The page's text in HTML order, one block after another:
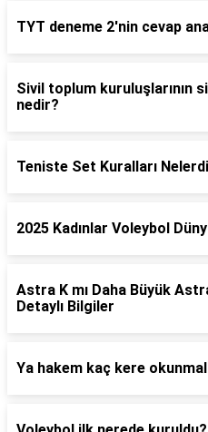
TYT deneme 2'nin cevap
Sivil toplum kuruluşlarının
nedir?
Teniste Set Kuralları
2025 Kadınlar Voleybol
Astra K mı Daha Büyük
Detaylı Bilgiler
Ya hakem kaç kere